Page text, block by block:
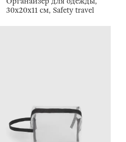
30х20х11 см, Safety travel